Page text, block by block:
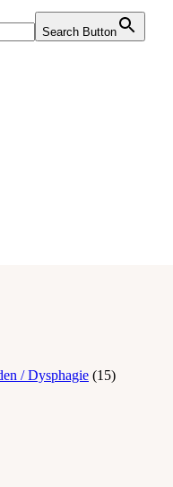
Search Button
/ Dysphagie (15)